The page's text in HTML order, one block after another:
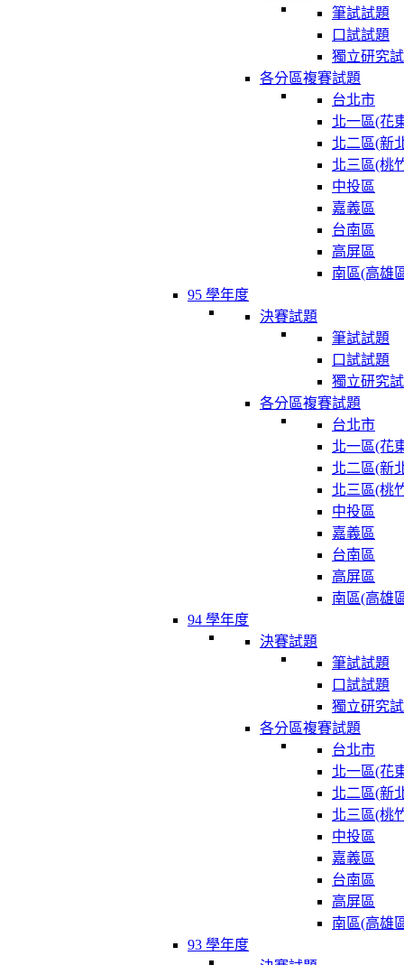
筆試試題
口試試題
獨立研究
各分區複賽試題
台北市
北一區(花
北二區(新
北三區(桃
中投區
嘉義區
台南區
高屏區
南區(高雄
95 學年度
決賽試題
筆試試題
口試試題
獨立研究
各分區複賽試題
台北市
北一區(花
北二區(新
北三區(桃
中投區
嘉義區
台南區
高屏區
南區(高雄
94 學年度
決賽試題
筆試試題
口試試題
獨立研究
各分區複賽試題
台北市
北一區(花
北二區(新
北三區(桃
中投區
嘉義區
台南區
高屏區
南區(高雄
93 學年度